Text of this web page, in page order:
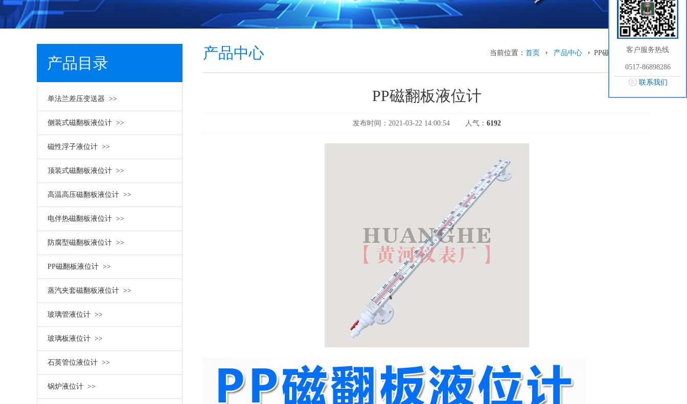
产品目录
/ PRODUCT MENU
单法兰差压变送器 >>
侧装式磁翻板液位计 >>
磁性浮子液位计 >>
顶装式磁翻板液位计 >>
高温高压磁翻板液位计 >>
电伴热磁翻板液位计 >>
防腐型磁翻板液位计 >>
PP磁翻板液位计 >>
蒸汽夹套磁翻板液位计 >>
玻璃管液位计 >>
玻璃板液位计 >>
石英管位液位计 >>
锅炉液位计 >>
产品中心 当前位置： 首页 产品中心 PP磁翻板液位计
PP磁翻板液位计
发布时间：2021-03-22 14:00:54 人气： 6192
客户服务热线
0517-86898286
联系我们